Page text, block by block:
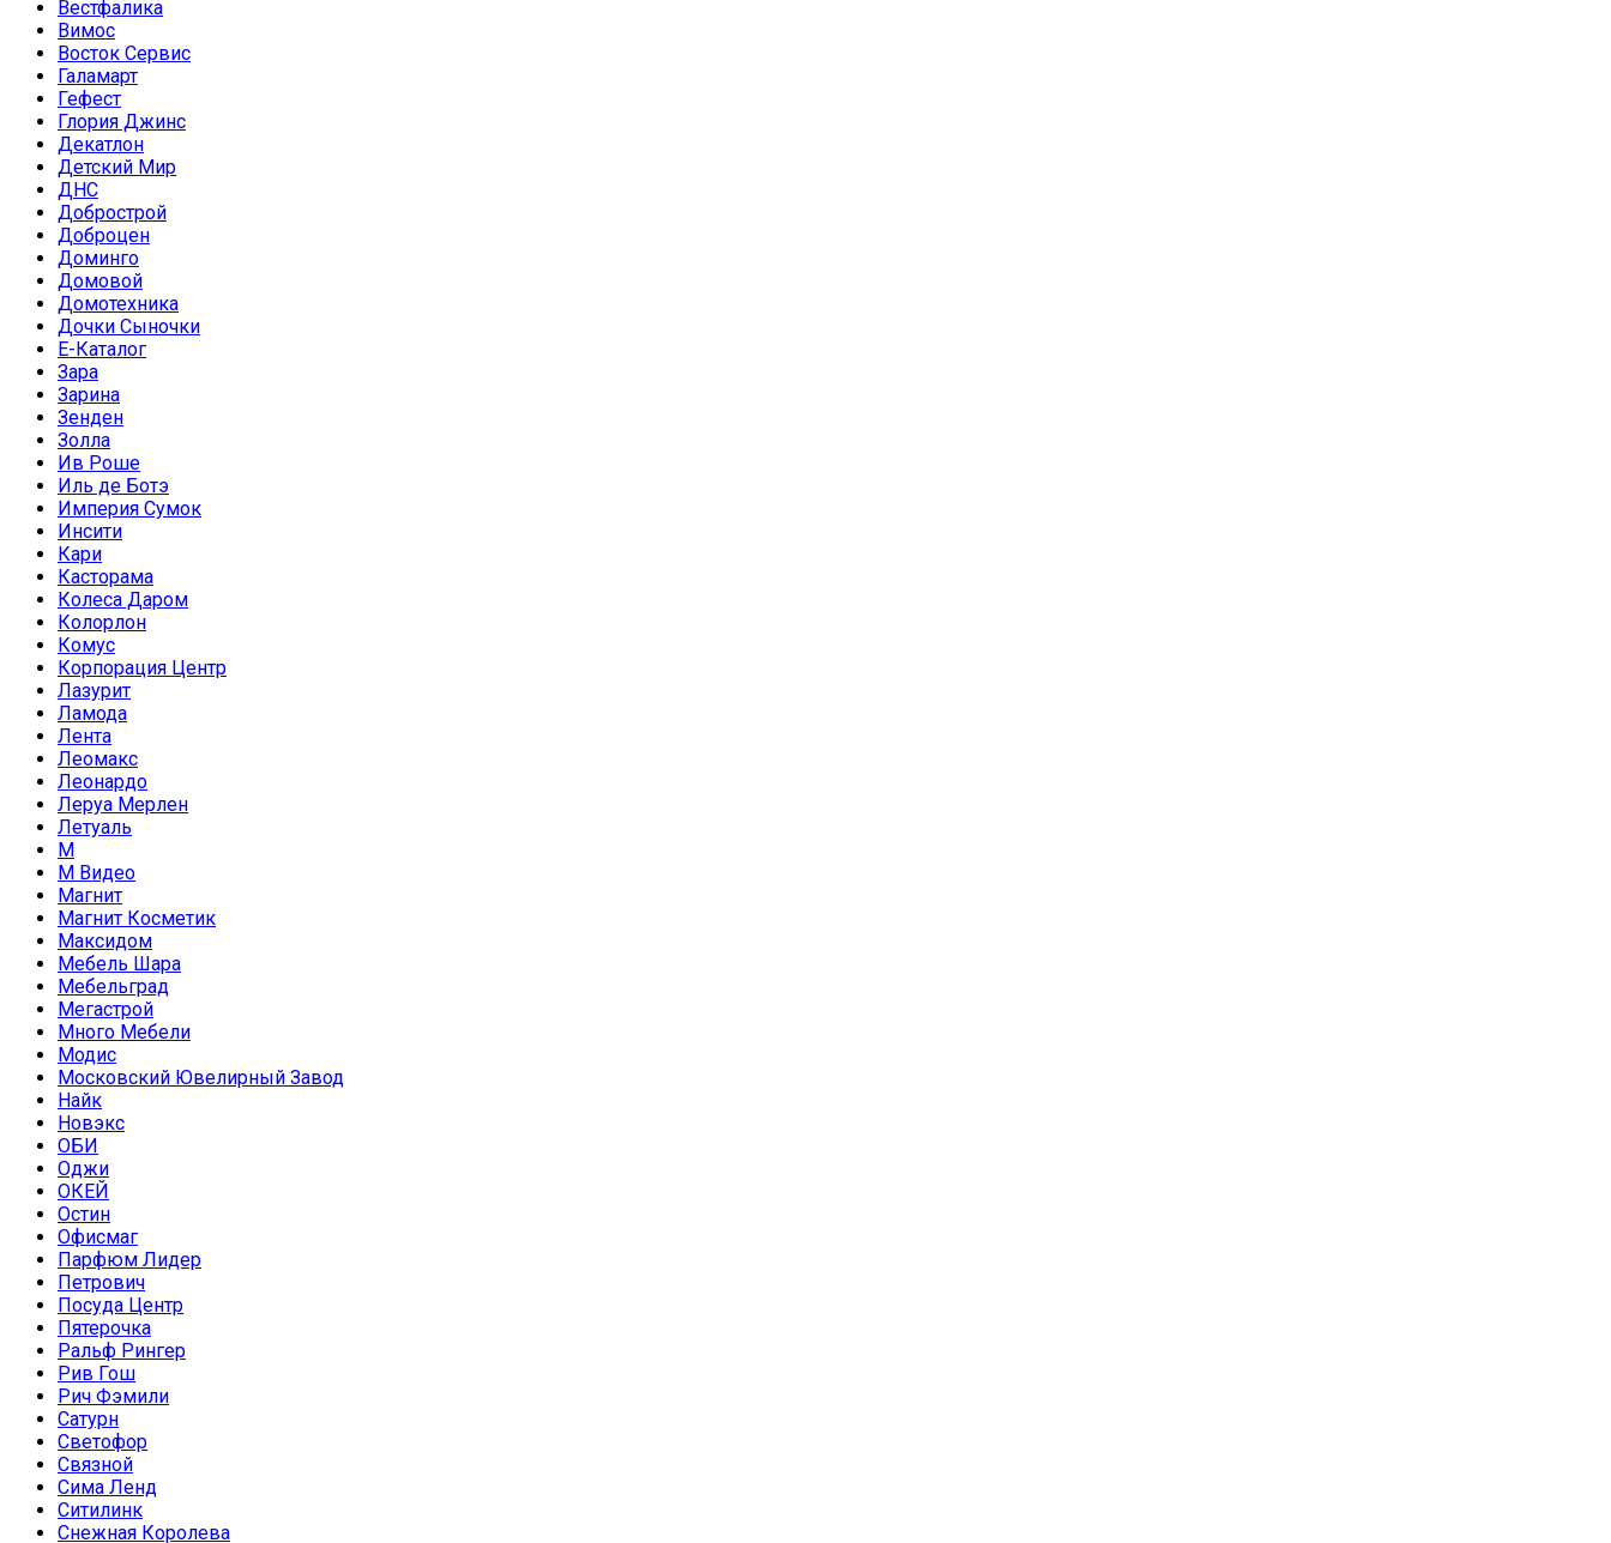
Вестфалика
Вимос
Восток Сервис
Галамарт
Гефест
Глория Джинс
Декатлон
Детский Мир
ДНС
Добрострой
Доброцен
Доминго
Домовой
Домотехника
Дочки Сыночки
Е-Каталог
Зара
Зарина
Зенден
Золла
Ив Роше
Иль де Ботэ
Империя Сумок
Инсити
Кари
Касторама
Колеса Даром
Колорлон
Комус
Корпорация Центр
Лазурит
Ламода
Лента
Леомакс
Леонардо
Леруа Мерлен
Летуаль
М
М Видео
Магнит
Магнит Косметик
Максидом
Мебель Шара
Мебельград
Мегастрой
Много Мебели
Модис
Московский Ювелирный Завод
Найк
Новэкс
ОБИ
Оджи
ОКЕЙ
Остин
Офисмаг
Парфюм Лидер
Петрович
Посуда Центр
Пятерочка
Ральф Рингер
Рив Гош
Рич Фэмили
Сатурн
Светофор
Связной
Сима Ленд
Ситилинк
Снежная Королева